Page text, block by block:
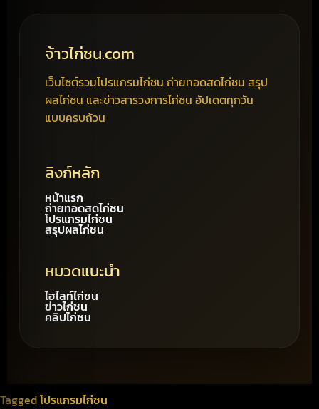
จ้าวไก่ชน.com
เว็บไซต์รวมโปรแกรมไก่ชน ถ่ายทอดสดไก่ชน สรุป
ผลไก่ชน และข่าวสารวงการไก่ชน อัปเดตทุกวัน
แบบครบถ้วน
ลิงก์หลัก
หน้าแรก
ถ่ายทอดสดไก่ชน
โปรแกรมไก่ชน
สรุปผลไก่ชน
หมวดแนะนำ
ไฮไลท์ไก่ชน
ข่าวไก่ชน
คลิปไก่ชน
Taggedโปรแกรมไก่ชน